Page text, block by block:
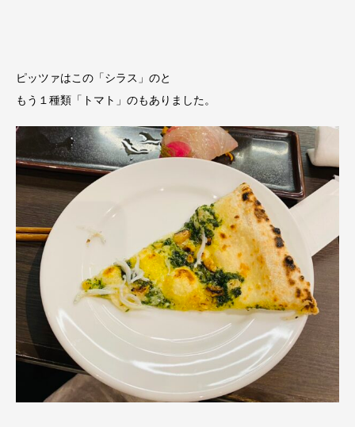
ピッツァはこの「シラス」のと
もう１種類「トマト」のもありました。